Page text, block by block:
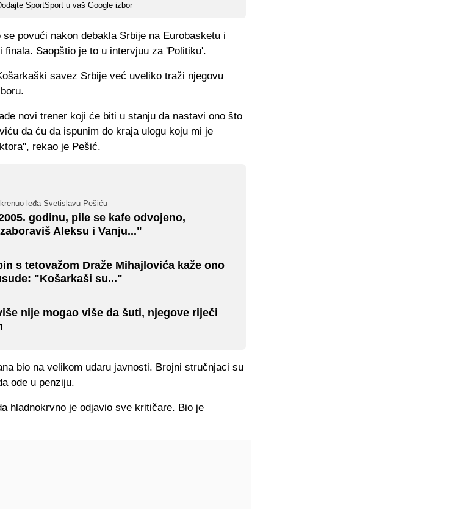
SportSport u vaš Google izbor
povući nakon debakla Srbije na Eurobasketu i
finala. Saopštio je to u intervjuu za 'Politiku'.
savez Srbije već uveliko traži njegovu
novi trener koji će biti u stanju da nastavi ono što
da ću da ispunim do kraja ulogu koju mi je
rekao je Pešić.
leđa Svetislavu Pešiću
godinu, pile se kafe odvojeno,
Aleksu i Vanju..."
s tetovažom Draže Mihajlovića kaže ono
"Košarkaši su..."
nije mogao više da šuti, njegove riječi
bio na velikom udaru javnosti. Brojni stručnjaci su
ode u penziju.
hladnokrvno je odjavio sve kritičare. Bio je